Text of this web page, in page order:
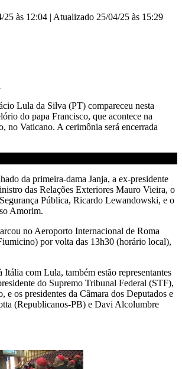
25 às 12:04 | Atualizado 25/04/25 às 15:29
Lula da Silva (PT) compareceu nesta
do papa Francisco, que acontece na
no Vaticano. A cerimônia será encerrada
da primeira-dama Janja, a ex-presidente
das Relações Exteriores Mauro Vieira, o
Pública, Ricardo Lewandowski, e o
Amorim.
no Aeroporto Internacional de Roma
por volta das 13h30 (horário local),
com Lula, também estão representantes
do Supremo Tribunal Federal (STF),
e os presidentes da Câmara dos Deputados e
(Republicanos-PB) e Davi Alcolumbre